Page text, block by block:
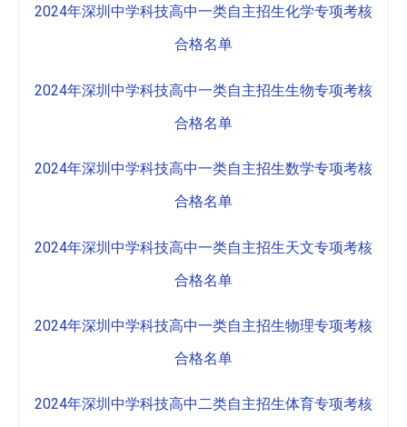
2024年深圳中学科技高中一类自主招生化学专项考核
合格名单
2024年深圳中学科技高中一类自主招生生物专项考核
合格名单
2024年深圳中学科技高中一类自主招生数学专项考核
合格名单
2024年深圳中学科技高中一类自主招生天文专项考核
合格名单
2024年深圳中学科技高中一类自主招生物理专项考核
合格名单
2024年深圳中学科技高中二类自主招生体育专项考核